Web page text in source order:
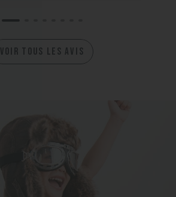
VOIR TOUS LES AVIS